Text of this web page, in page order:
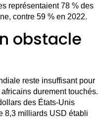
représentaient 78 % des
contre 59 % en 2022.
obstacle
reste insuffisant pour
durement touchés.
des États-Unis
8,3 milliards USD établi